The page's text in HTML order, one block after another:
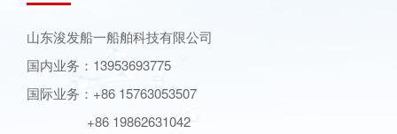
山东浚发船一船舶科技有限公司
国内业务：13953693775
国际业务：+86 15763053507
+86 19862631042